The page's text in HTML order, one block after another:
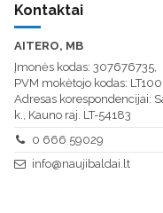
Kontaktai
AITERO, MB
Įmonės kodas: 307676735,
PVM mokėtojo kodas:
Adresas korespondencijai:
k., Kauno raj. LT-54183
0 666 59029
info@naujibaldai.lt